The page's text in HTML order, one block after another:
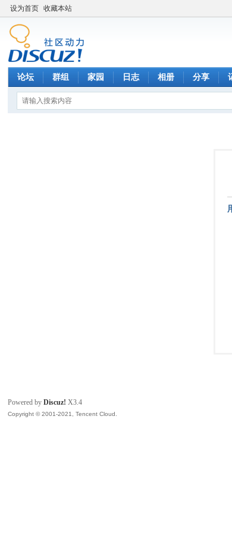
设为首页 收藏本站
论坛 群组 家园 日志 相册 分享
Powered byDiscuz! X3.4
Copyright © 2001-2021, Tencent Cloud.